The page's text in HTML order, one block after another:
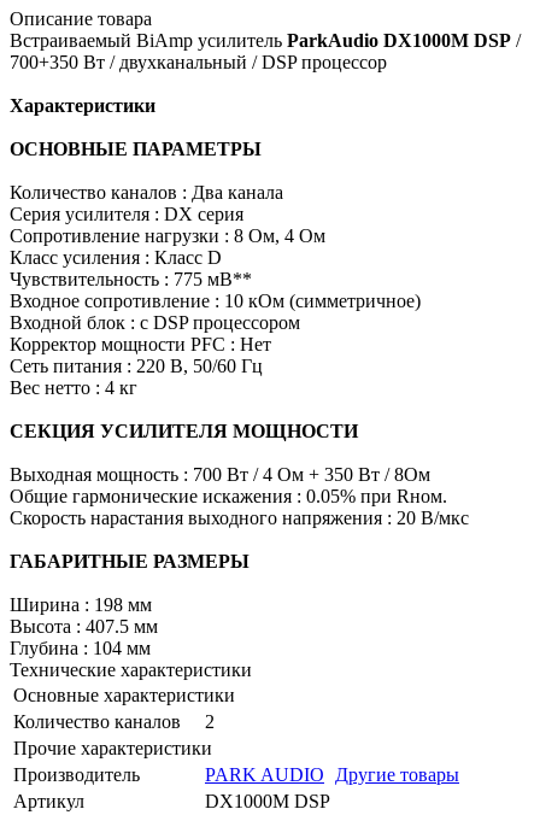
Описание товара
Встраиваемый BiAmp усилитель ParkAudio DX1000M DSP /
700+350 Вт / двухканальный / DSP процессор
Характеристики
ОСНОВНЫЕ ПАРАМЕТРЫ
Количество каналов : Два канала
Серия усилителя : DX серия
Сопротивление нагрузки : 8 Ом, 4 Ом
Класс усиления : Класс D
Чувствительность : 775 мВ**
Входное сопротивление : 10 кОм (симметричное)
Входной блок : с DSP процессором
Корректор мощности PFC : Нет
Сеть питания : 220 В, 50/60 Гц
Вес нетто : 4 кг
СЕКЦИЯ УСИЛИТЕЛЯ МОЩНОСТИ
Выходная мощность : 700 Вт / 4 Ом + 350 Вт / 8Ом
Общие гармонические искажения : 0.05% при Rном.
Скорость нарастания выходного напряжения : 20 В/мкс
ГАБАРИТНЫЕ РАЗМЕРЫ
Ширина : 198 мм
Высота : 407.5 мм
Глубина : 104 мм
Технические характеристики
Основные характеристики
Количество каналов
2
Прочие характеристики
Производитель
PARK AUDIO
Другие товары
Артикул
DX1000M DSP